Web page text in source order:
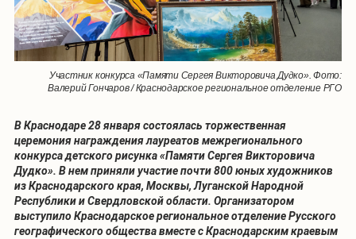
Участник конкурса «Памяти Сергея Викторовича Дудко». Фото:
Валерий Гончаров / Краснодарское региональное отделение РГО
В Краснодаре 28 января состоялась торжественная
церемония награждения лауреатов межрегионального
конкурса детского рисунка «Памяти Сергея Викторовича
Дудко». В нем приняли участие почти 800 юных художников
из Краснодарского края, Москвы, Луганской Народной
Республики и Свердловской области. Организатором
выступило Краснодарское региональное отделение Русского
географического общества вместе с Краснодарским краевым